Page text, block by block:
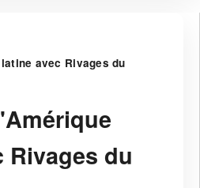
avec Rivages du
Rivages du